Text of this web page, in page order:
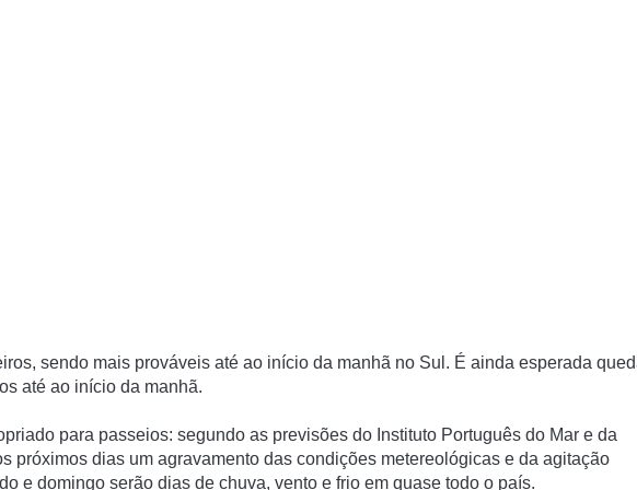
sendo mais prováveis até ao início da manhã no Sul. É ainda esperada
até ao início da manhã.
para passeios: segundo as previsões do Instituto Português do Mar e da
próximos dias um agravamento das condições metereológicas e da agitação
e domingo serão dias de chuva, vento e frio em quase todo o país.